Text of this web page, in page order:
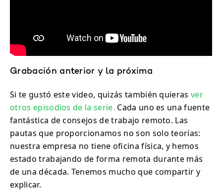
Grabación anterior y la próxima
Si te gustó este video, quizás también quierasver
otros episodios de la serie. Cada uno es una fuente
fantástica de consejos de trabajo remoto. Las
pautas que proporcionamos no son solo teorías:
nuestra empresa no tiene oficina física, y hemos
estado trabajando de forma remota durante más
de una década. Tenemos mucho que compartir y
explicar.